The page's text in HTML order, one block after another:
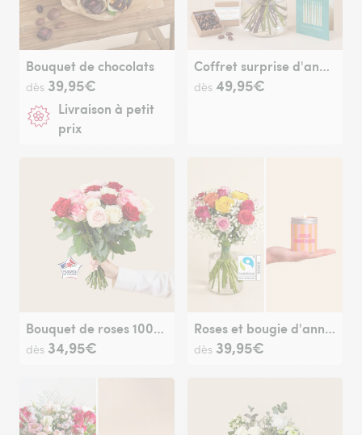
Bouquet de chocolats
dès 39,95€
Livraison à petit
prix
Coffret surprise d'anniversaire
dès 49,95€
Bouquet de roses 100% Fleurs de France
dès 34,95€
Roses et bougie d'anniversaire
dès 39,95€